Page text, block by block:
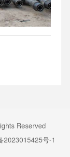
Reserved
2023015425号-1